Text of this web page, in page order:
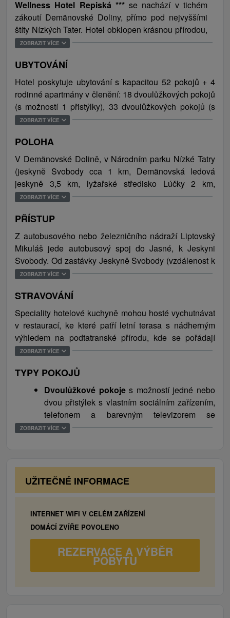
Wellness Hotel Repiská ***se nachází v tichém
zákoutí Demänovské Doliny, přímo pod nejvyššími
štíty Nízkých Tater. Hotel obklopen krásnou přírodou,
který nabízí kromě ubytování také wellness s
lobby bar a zahradu s grilem, je ideálním místem ke
strávení příjemné dovolené. Aktivnější odpočinek
nabízí nový tenisový kurt s umělou trávou, nebo
fitness centrum.
Překrásné okolí hotelu nabízí po celý rok dostatek
příležitosti na sportovní vyžití a to jak v létě jako iv
zimě (lyžování, plavání, turistika, horská turistika,
horská cyklistika, paragliding, rybaření, vodní sporty)
a samozřejmě i možnost navštívit kulturní a historické
památky Liptova a tatranské parky. Atraktivita hotelu
znásobuje blízkost lyžařských vleků sportovního
ledové jeskyně a Jeskyně svobody, vodní nádrž
Liptovská Mara a termální koupaliště Gino Paradise
Bešeňová, největší aquapark na Slovensku,
Tatralandia a termální koupaliště Liptovský Ján.
ZOBRAZIT VÍCE
UBYTOVÁNÍ
Hotel poskytuje ubytování s kapacitou 52 pokojů + 4
rodinné apartmány v členění: 18 dvoulůžkových pokojů
(s možností 1 přistýlky), 33 dvoulůžkových pokojů (s
možností 2 přistýlek), 1 dvoulůžkový pokoj + 3 rodinné
možností 2 přistýlek).
ZOBRAZIT VÍCE
POLOHA
V Demänovské Dolině, v Národním parku Nízké Tatry
(jeskyně Svobody cca 1 km, Demänovská ledová
jeskyně 3,5 km, lyžařské středisko Lúčky 2 km,
lyžařské středisko Jasná 7 km).
ZOBRAZIT VÍCE
PŘÍSTUP
Z autobusového nebo železničního nádraží Liptovský
Mikuláš jede autobusový spoj do Jasné, k Jeskyni
Svobody. Od zastávky Jeskyně Svobody (vzdálenost k
hotelu je cca 1,2 km) zajišťuje hotel na požádání
ZOBRAZIT VÍCE
STRAVOVÁNÍ
Speciality hotelové kuchyně mohou hosté vychutnávat
v restaurací, ke které patří letní terasa s nádherným
výhledem na podtatranské přírodu, kde se pořádají
večeře u grilu. Snídaně a večeře se podávají formou
bufetu. Obědy jsou formou 2-chodového menu, které
zahrnuje sezónní jídla a jídla z regionální oblasti
Liptov. Do hotelové restaurace se doporučuje
vstupovat ve společenském oblečení.
ZOBRAZIT VÍCE
TYPY POKOJŮ
Dvoulůžkové pokojes možností jedné nebo
dvou přistýlek s vlastním sociálním zařízením,
telefonem a barevným televizorem se
satelitním příjmem programů
rodinné apartmány (s možností 4 přistýlek) + 1
apartmán (s možností 2 přistýlek).
hotelu krásný výhled na Chopok.
ZOBRAZIT VÍCE
UŽITEČNÉ INFORMACE
INTERNET WIFI V CELÉM ZAŘÍZENÍ
DOMÁCÍ ZVÍŘE POVOLENO
REZERVACE A VÝBĚR
POBYTU